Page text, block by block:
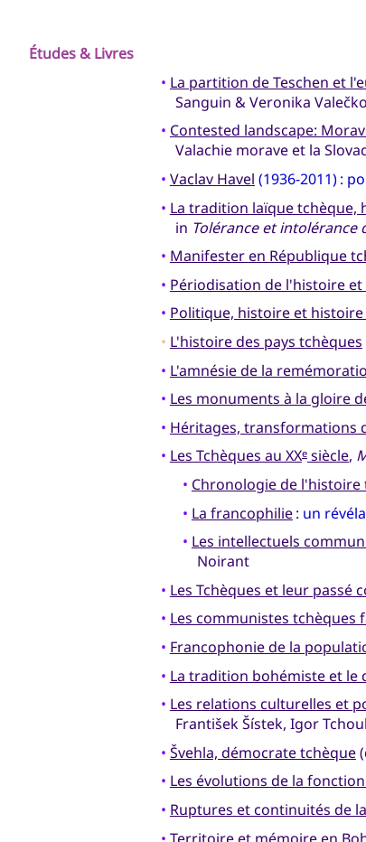
Études & Livres
• La partition de Teschen et
Sanguin & Veronika
• Contested landscape:
Valachie morave et la
• Vaclav Havel (1936-2011) :
• La tradition laïque tchèque,
in Tolérance et intolérance
• Manifester en République
• Périodisation de l'histoire
• Politique, histoire et
• L'histoire des pays tchèques
• L'amnésie de la
• Les monuments à la gloire
• Héritages, transformations
• Les Tchèques au XXesiècle,
• Chronologie de l'histoire
• La francophilie: un
• Les intellectuels
Noirant
• Les Tchèques et leur passé
• Les communistes tchèques
• Francophonie de la
• La tradition bohémiste et le
• Les relations culturelles et
František Šístek, Igor
• Švehla, démocrate tchèque
• Les évolutions de la
• Ruptures et continuités de
• Territoire et mémoire en